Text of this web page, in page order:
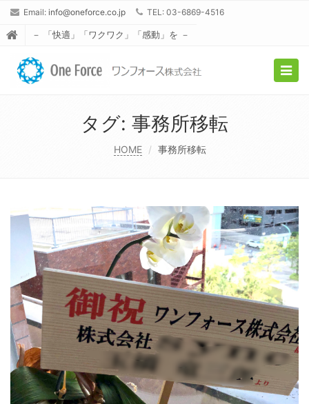
Email: info@oneforce.co.jp TEL: 03-6869-4516
－ 「快適」「ワクワク」「感動」を －
タグ: 事務所移転
HOME 事務所移転